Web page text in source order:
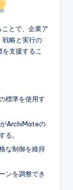
とで、企業ア
戦略と実行の
支援するこ
標準を使用す
ArchiMateの
る。
な制御を維持
ンを調整でき